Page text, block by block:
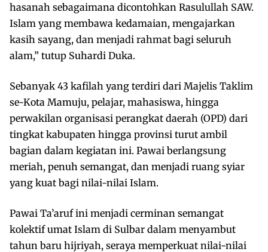
hasanah sebagaimana dicontohkan Rasulullah SAW.
Islam yang membawa kedamaian, mengajarkan
kasih sayang, dan menjadi rahmat bagi seluruh
alam,” tutup Suhardi Duka.
Sebanyak 43 kafilah yang terdiri dari Majelis Taklim
se-Kota Mamuju, pelajar, mahasiswa, hingga
perwakilan organisasi perangkat daerah (OPD) dari
tingkat kabupaten hingga provinsi turut ambil
bagian dalam kegiatan ini. Pawai berlangsung
meriah, penuh semangat, dan menjadi ruang syiar
yang kuat bagi nilai-nilai Islam.
Pawai Ta’aruf ini menjadi cerminan semangat
kolektif umat Islam di Sulbar dalam menyambut
tahun baru hijriyah, seraya memperkuat nilai-nilai